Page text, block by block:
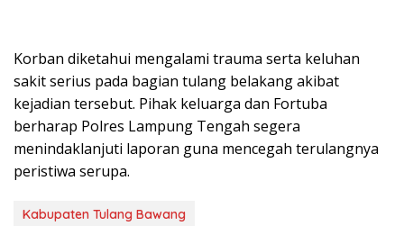
Korban diketahui mengalami trauma serta keluhan
sakit serius pada bagian tulang belakang akibat
kejadian tersebut. Pihak keluarga dan Fortuba
berharap Polres Lampung Tengah segera
menindaklanjuti laporan guna mencegah terulangnya
peristiwa serupa.
Kabupaten Tulang Bawang